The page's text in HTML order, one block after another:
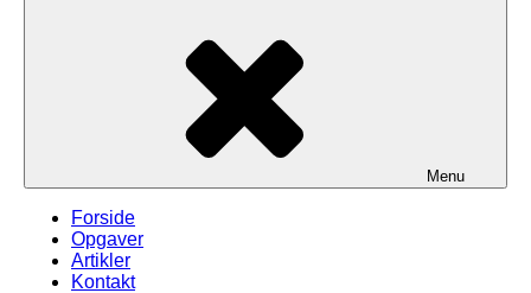
Menu
Forside
Opgaver
Artikler
Kontakt